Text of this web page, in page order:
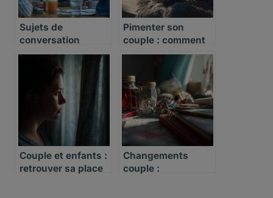
Sujets de
conversation
Pimenter son
couple : comment
sortir de la routine
Couple et enfants :
retrouver sa place
Changements
couple :